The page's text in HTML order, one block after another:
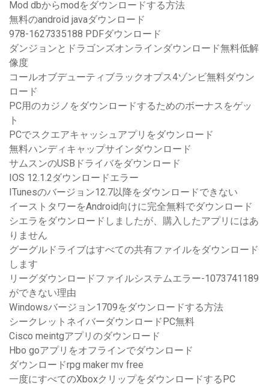
Mod dbからmodをダウンロードする方法
無料のandroid javaダウンロード
978-1627335188 PDFダウンロード
ダンジョンとドラゴンズオンラインダウンロード無料低解
像度
コールオブデューティブラックオプス4ゾンビ無料ダウン
ロード
PC用のカジノをダウンロードするためのボーナスをゲッ
ト
PCでスクエアキャッシュアプ​​リをダウンロード
無料ハンディキャップサインダウンロード
サムスンのUSBドライバをダウンロード
IOS 12.1.2ダウンロードエラー
ITunesのバージョン12.7以降をダウンロードできない
イーストタワーをAndroid向けに完全無料でダウンロード
シエラをダウンロードしましたが、購入したアプリにはあ
りません
グーグルドライブはすべての共有ファイルをダウンロード
します
リーグダウンロードファイルシステムエラー-1073741189
ができない理由
Windowsバージョン1709をダウンロードする方法
シークレットネイバーダウンロードPC無料
Cisco meintgアプリのダウンロード
Hbo goアプリをオフラインでダウンロード
ダウンロードrpg maker mv free
一度にすべてのXboxクリップをダウンロードするPC